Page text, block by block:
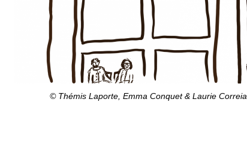
© Thémis Laporte, Emma Conquet & Laurie Correia